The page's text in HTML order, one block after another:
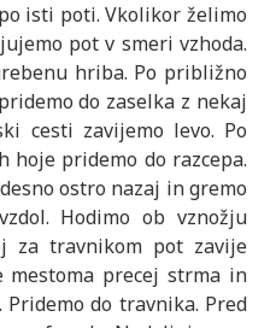
isti poti. Vkolikor želimo
pot v smeri vzhoda.
hriba. Po približno
do zaselka z nekaj
cesti zavijemo levo. Po
pridemo do razcepa.
ostro nazaj in gremo
Hodimo ob vznožju
za travnikom pot zavije
mestoma precej strma in
Pridemo do travnika. Pred